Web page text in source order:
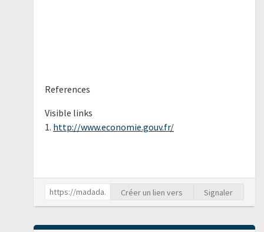
References
Visible links
1. http://www.economie.gouv.fr/
Créer un lien vers Signaler